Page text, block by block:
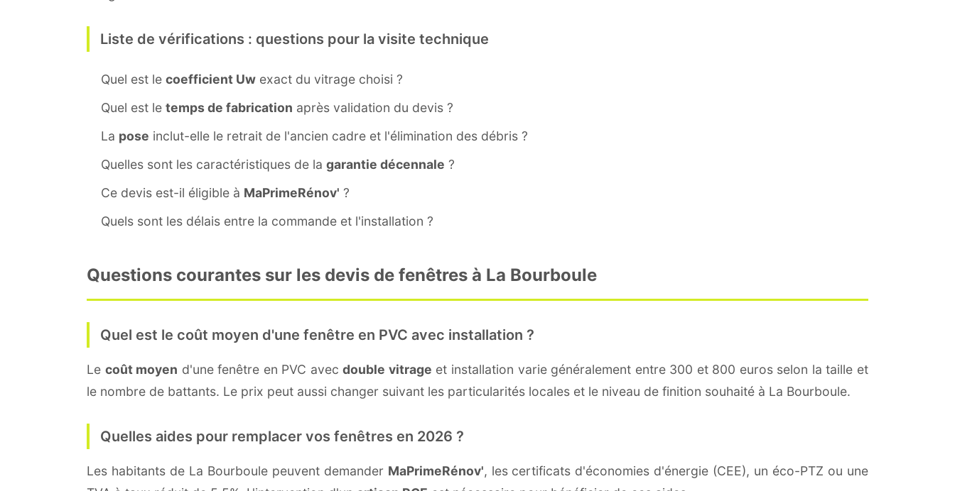
Liste de vérifications : questions pour la visite technique
Quel est le coefficient Uw exact du vitrage choisi ?
Quel est le temps de fabrication après validation du devis ?
La pose inclut-elle le retrait de l'ancien cadre et l'élimination des débris ?
Quelles sont les caractéristiques de la garantie décennale ?
Ce devis est-il éligible à MaPrimeRénov' ?
Quels sont les délais entre la commande et l'installation ?
Questions courantes sur les devis de fenêtres à La Bourboule
Quel est le coût moyen d'une fenêtre en PVC avec installation ?
Le coût moyen d'une fenêtre en PVC avecdouble vitrage et installation varie généralement entre 300 et 800 euros selon la taille et
le nombre de battants. Le prix peut aussi changer suivant les particularités locales et le niveau de finition souhaité à La Bourboule.
Quelles aides pour remplacer vos fenêtres en 2026 ?
Les habitants de La Bourboule peuvent demander MaPrimeRénov', les certificats d'économies d'énergie (CEE), un éco-PTZ ou une